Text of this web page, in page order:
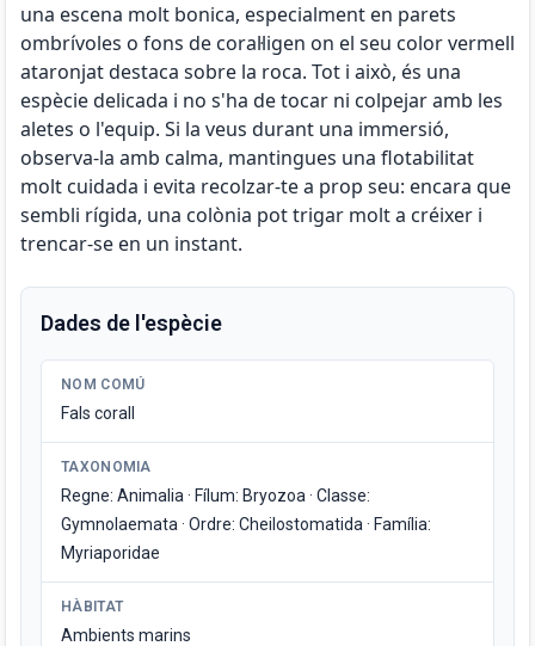
una escena molt bonica, especialment en parets
ombrívoles o fons de coral·ligen on el seu color vermell
ataronjat destaca sobre la roca. Tot i això, és una
espècie delicada i no s'ha de tocar ni colpejar amb les
aletes o l'equip. Si la veus durant una immersió,
observa-la amb calma, mantingues una flotabilitat
molt cuidada i evita recolzar-te a prop seu: encara que
sembli rígida, una colònia pot trigar molt a créixer i
trencar-se en un instant.
Dades de l'espècie
NOM COMÚ
Fals corall
TAXONOMIA
Regne: Animalia · Fílum: Bryozoa · Classe:
Gymnolaemata · Ordre: Cheilostomatida · Família:
Myriaporidae
HÀBITAT
Ambients marins